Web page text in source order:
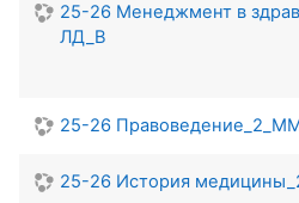
25-26 Менеджмент в
ЛД_В
25-26
25-26 История